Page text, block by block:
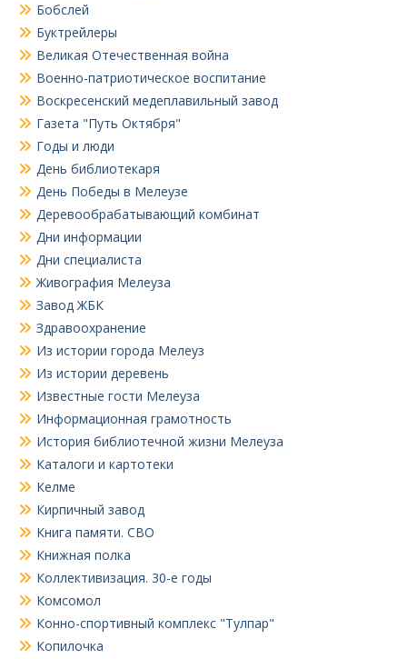
Бобслей
Буктрейлеры
Великая Отечественная война
Военно-патриотическое воспитание
Воскресенский медеплавильный завод
Газета "Путь Октября"
Годы и люди
День библиотекаря
День Победы в Мелеузе
Деревообрабатывающий комбинат
Дни информации
Дни специалиста
Живография Мелеуза
Завод ЖБК
Здравоохранение
Из истории города Мелеуз
Из истории деревень
Известные гости Мелеуза
Информационная грамотность
История библиотечной жизни Мелеуза
Каталоги и картотеки
Келме
Кирпичный завод
Книга памяти. СВО
Книжная полка
Коллективизация. 30-е годы
Комсомол
Конно-спортивный комплекс "Тулпар"
Копилочка